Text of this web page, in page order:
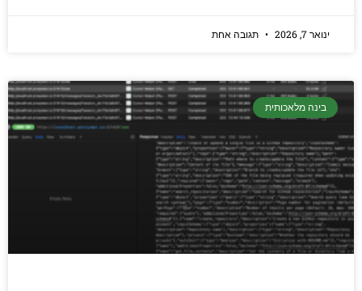
ינואר 7, 2026 תגובה אחת
בינה מלאכותית